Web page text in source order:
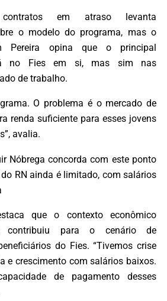
em atraso levanta
o modelo do programa, mas o
Pereira opina que o principal
no Fies em si, mas sim nas
de trabalho.
O problema é o mercado de
renda suficiente para esses jovens
avalia.
Nóbrega concorda com este ponto
RN ainda é limitado, com salários
que o contexto econômico
contribuiu para o cenário de
do Fies. “Tivemos crise
e crescimento com salários baixos.
de pagamento desses